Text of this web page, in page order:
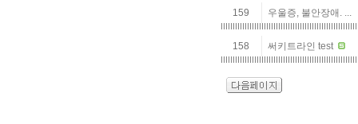
159 우울증, 불안장애. ...
158 써키트라인 test